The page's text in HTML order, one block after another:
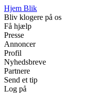
Hjem Blik
Bliv klogere på os
Få hjælp
Presse
Annoncer
Profil
Nyhedsbreve
Partnere
Send et tip
Log på